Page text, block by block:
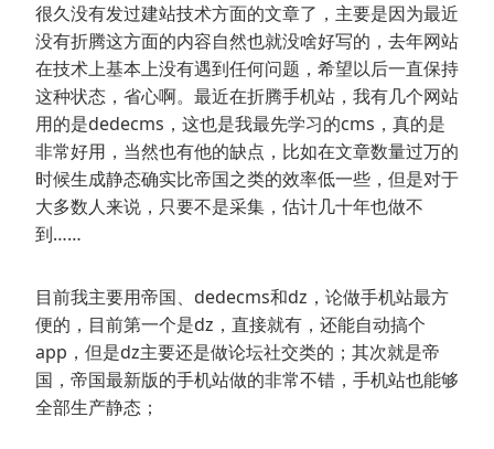
很久没有发过建站技术方面的文章了，主要是因为最近
没有折腾这方面的内容自然也就没啥好写的，去年网站
在技术上基本上没有遇到任何问题，希望以后一直保持
这种状态，省心啊。最近在折腾手机站，我有几个网站
用的是dedecms，这也是我最先学习的cms，真的是
非常好用，当然也有他的缺点，比如在文章数量过万的
时候生成静态确实比帝国之类的效率低一些，但是对于
大多数人来说，只要不是采集，估计几十年也做不
到……
目前我主要用帝国、dedecms和dz，论做手机站最方
便的，目前第一个是dz，直接就有，还能自动搞个
app，但是dz主要还是做论坛社交类的；其次就是帝
国，帝国最新版的手机站做的非常不错，手机站也能够
全部生产静态；